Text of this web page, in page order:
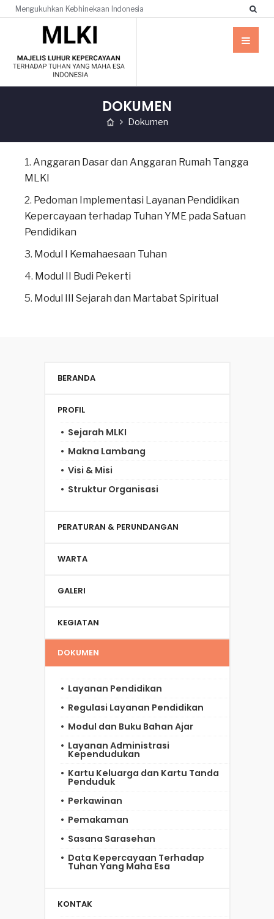
Mengukuhkan Kebhinekaan Indonesia
DOKUMEN
Dokumen
Anggaran Dasar dan Anggaran Rumah Tangga
MLKI
Pedoman Implementasi Layanan Pendidikan
Kepercayaan terhadap Tuhan YME pada Satuan
Pendidikan
Modul I Kemahaesaan Tuhan
Modul II Budi Pekerti
Modul III Sejarah dan Martabat Spiritual
BERANDA
PROFIL
Sejarah MLKI
Makna Lambang
Visi & Misi
Struktur Organisasi
PERATURAN & PERUNDANGAN
WARTA
GALERI
KEGIATAN
DOKUMEN
Layanan Pendidikan
Regulasi Layanan Pendidikan
Modul dan Buku Bahan Ajar
Layanan Administrasi
Kependudukan
Kartu Keluarga dan Kartu Tanda
Penduduk
Perkawinan
Pemakaman
Sasana Sarasehan
Data Kepercayaan Terhadap
Tuhan Yang Maha Esa
KONTAK